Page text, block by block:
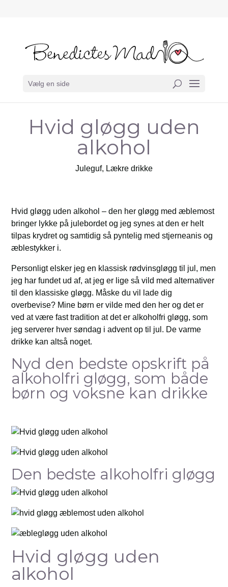
Vælg en side
Hvid gløgg uden
alkohol
Juleguf, Lækre drikke
Hvid gløgg uden alkohol – den her gløgg med æblemost
bringer lykke på julebordet og jeg synes at den er helt
tilpas krydret og samtidig så pyntelig med stjerneanis og
æblestykker i.
Personligt elsker jeg en klassisk rødvinsgløgg til jul, men
jeg har fundet ud af, at jeg er lige så vild med alternativer
til den klassiske gløgg. Måske du vil lade dig
overbevise? Mine børn er vilde med den her og det er
ved at være fast tradition at det er alkoholfri gløgg, som
jeg serverer hver søndag i advent op til jul. De varme
drikke kan altså noget.
Nyd den bedste opskrift på
alkoholfri gløgg, som både
børn og voksne kan drikke
Den bedste alkoholfri gløgg
Hvid gløgg uden
alkohol